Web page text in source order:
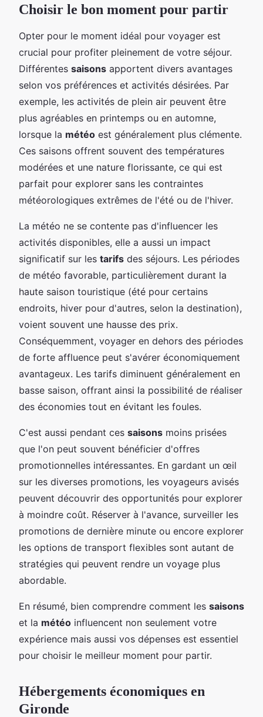
Choisir le bon moment pour partir
Opter pour le moment idéal pour voyager est
crucial pour profiter pleinement de votre séjour.
Différentes saisons apportent divers avantages
selon vos préférences et activités désirées. Par
exemple, les activités de plein air peuvent être
plus agréables en printemps ou en automne,
lorsque la météo est généralement plus clémente.
Ces saisons offrent souvent des températures
modérées et une nature florissante, ce qui est
parfait pour explorer sans les contraintes
météorologiques extrêmes de l'été ou de l'hiver.
La météo ne se contente pas d'influencer les
activités disponibles, elle a aussi un impact
significatif sur les tarifs des séjours. Les périodes
de météo favorable, particulièrement durant la
haute saison touristique (été pour certains
endroits, hiver pour d'autres, selon la destination),
voient souvent une hausse des prix.
Conséquemment, voyager en dehors des périodes
de forte affluence peut s'avérer économiquement
avantageux. Les tarifs diminuent généralement en
basse saison, offrant ainsi la possibilité de réaliser
des économies tout en évitant les foules.
C'est aussi pendant ces saisons moins prisées
que l'on peut souvent bénéficier d'offres
promotionnelles intéressantes. En gardant un œil
sur les diverses promotions, les voyageurs avisés
peuvent découvrir des opportunités pour explorer
à moindre coût. Réserver à l'avance, surveiller les
promotions de dernière minute ou encore explorer
les options de transport flexibles sont autant de
stratégies qui peuvent rendre un voyage plus
abordable.
En résumé, bien comprendre comment les saisons
et la météo influencent non seulement votre
expérience mais aussi vos dépenses est essentiel
pour choisir le meilleur moment pour partir.
Hébergements économiques en
Gironde